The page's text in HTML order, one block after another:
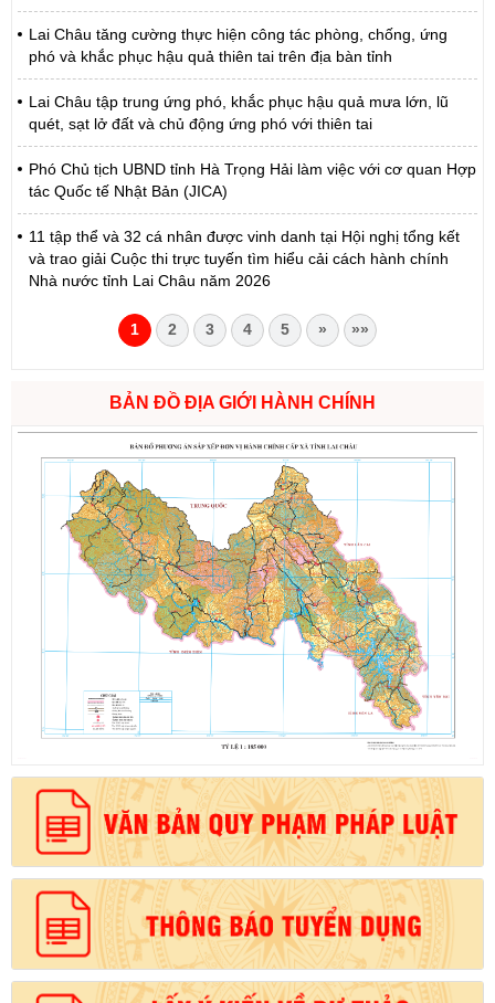
Lai Châu tăng cường thực hiện công tác phòng, chống, ứng
phó và khắc phục hậu quả thiên tai trên địa bàn tỉnh
Lai Châu tập trung ứng phó, khắc phục hậu quả mưa lớn, lũ
quét, sạt lở đất và chủ động ứng phó với thiên tai
Phó Chủ tịch UBND tỉnh Hà Trọng Hải làm việc với cơ quan Hợp
tác Quốc tế Nhật Bản (JICA)
11 tập thể và 32 cá nhân được vinh danh tại Hội nghị tổng kết
và trao giải Cuộc thi trực tuyến tìm hiểu cải cách hành chính
Nhà nước tỉnh Lai Châu năm 2026
1 2 3 4 5 » »»
BẢN ĐỒ ĐỊA GIỚI HÀNH CHÍNH